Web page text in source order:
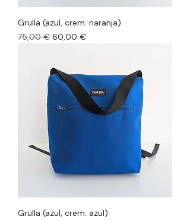
Grulla (azul, crem. naranja)
Precio
75,00 € Precio de oferta
60,00 €
Grulla (azul, crem. azul)